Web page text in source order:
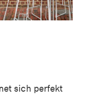
sich perfekt